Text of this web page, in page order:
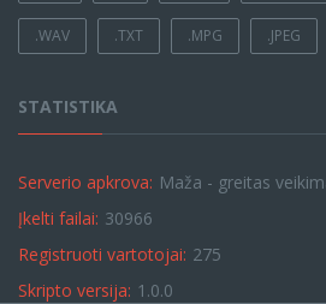
.WAV .TXT .MPG .JPEG
STATISTIKA
Serverio apkrova: Maža - greitas
Įkelti failai: 30966
Registruoti vartotojai: 275
Skripto versija: 1.0.0